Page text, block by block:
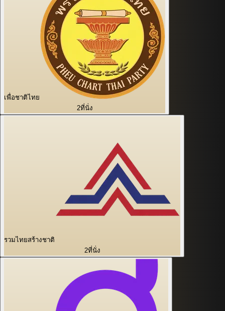
เพื่อชาติไทย
2ที่นั่ง
รวมไทยสร้างชาติ
2ที่นั่ง